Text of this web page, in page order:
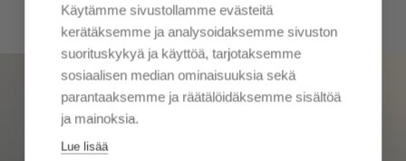
Käytämme sivustollamme evästeitä
kerätäksemme ja analysoidaksemme sivuston
suorituskykyä ja käyttöä, tarjotaksemme
sosiaalisen median ominaisuuksia sekä
parantaaksemme ja räätälöidäksemme sisältöä
ja mainoksia.
Lue lisää